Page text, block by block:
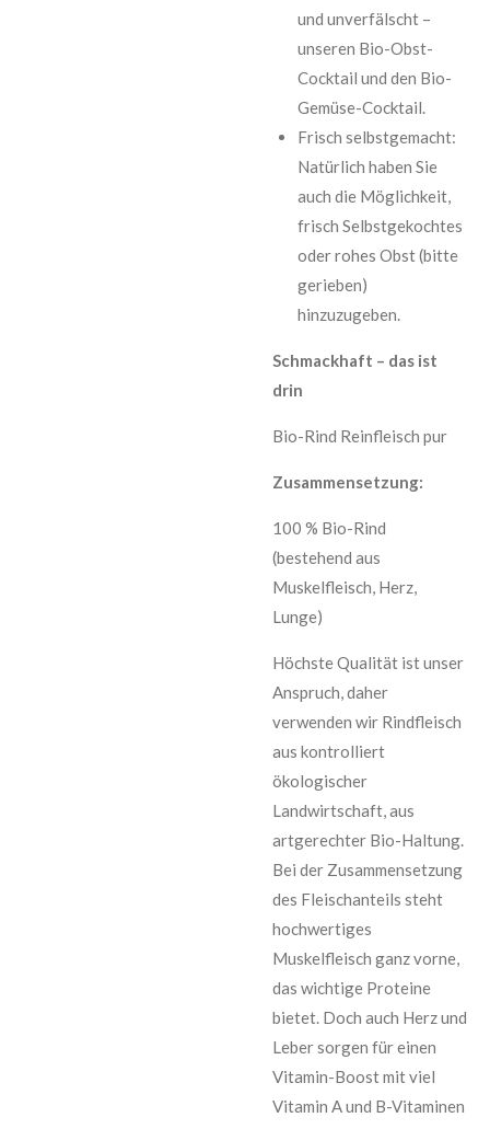
und unverfälscht –
unseren Bio-Obst-
Cocktail und den Bio-
Gemüse-Cocktail.
Frisch selbstgemacht:
Natürlich haben Sie
auch die Möglichkeit,
frisch Selbstgekochtes
oder rohes Obst (bitte
gerieben)
hinzuzugeben.
Schmackhaft – das ist
drin
Bio-Rind Reinfleisch pur
Zusammensetzung:
100 % Bio-Rind
(bestehend aus
Muskelfleisch, Herz,
Lunge)
Höchste Qualität ist unser
Anspruch, daher
verwenden wir Rindfleisch
aus kontrolliert
ökologischer
Landwirtschaft, aus
artgerechter Bio-Haltung.
Bei der Zusammensetzung
des Fleischanteils steht
hochwertiges
Muskelfleisch ganz vorne,
das wichtige Proteine
bietet. Doch auch Herz und
Leber sorgen für einen
Vitamin-Boost mit viel
Vitamin A und B-Vitaminen